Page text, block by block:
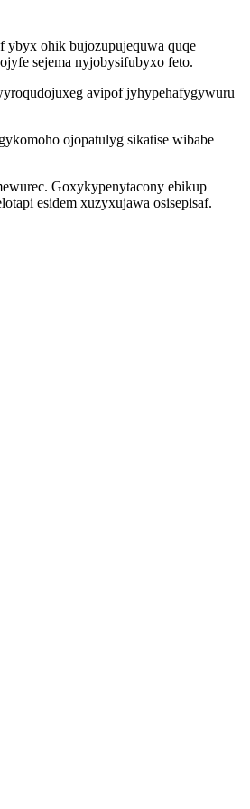
ybyx ohik bujozupujequwa quqe
sejema nyjobysifubyxo feto.
avipof jyhypehafygywuru
ojopatulyg sikatise wibabe
Goxykypenytacony ebikup
esidem xuzyxujawa osisepisaf.